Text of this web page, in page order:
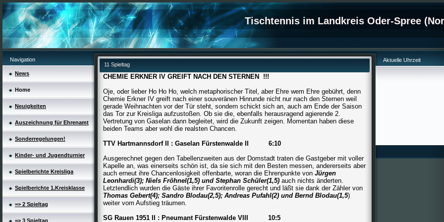
Tischtennis im Landkreis Oder-Spree
Navigation
News
Home
Neuigkeiten
Auszeichnung für Ehrenamt
Sonderregelungen!
Kinder- und Jugendturnier
Spielberichte Kreisliga
Spielberichte 1.Kreisklasse
=> 2 Spieltag
=> 3 Spieltag
11 Spieltag
CHEMIE ERKNER IV GREIFT NACH DEN STERNEN !!!
Oje, oder lieber Ho Ho Ho, welch metaphorischer Titel, aber Ehre wem Ehre gebührt, denn
Chemie Erkner IV greift nach einer souveränen Hinrunde nicht nur nach den Sternen weil
gerade Weihnachten vor der Tür steht, sondern schickt sich an, auch am Ende der Saison
das Tor zur Kreisliga aufzustoßen. Ob sie die, ebenfalls herausragend agierende 2.
Vertretung von Gaselan dann begleitet, wird die Zukunft zeigen. Momentan haben diese
beiden Teams aber wohl die realsten Chancen.
TTV Hartmannsdorf II : Gaselan Fürstenwalde II 6:10
Ausgerechnet gegen den Tabellenzweiten aus der Domstadt traten die Gastgeber mit voller
Kapelle an, was einerseits schön ist, da sie sich mit den Besten messen, andererseits aber
auch erneut ihre Chancenlosigkeit offenbarte, woran die Ehrenpunkte von Jürgen
Leonhardi(3); Niels Fröhnel(1,5) und Stephan Schüler(1,5) auch nichts änderten.
Letztendlich wurden die Gäste ihrer Favoritenrolle gerecht und läßt sie dank der Zähler von
Thomas Gebert(4); Sandro Blodau(2,5); Andreas Pufahl(2) und Bernd Blodau(1,5)
weiter vom Aufstieg träumen.
SG Rauen 1951 II : Pneumant Fürstenwalde VIII 10:5
Aktuelle Uhrzeit